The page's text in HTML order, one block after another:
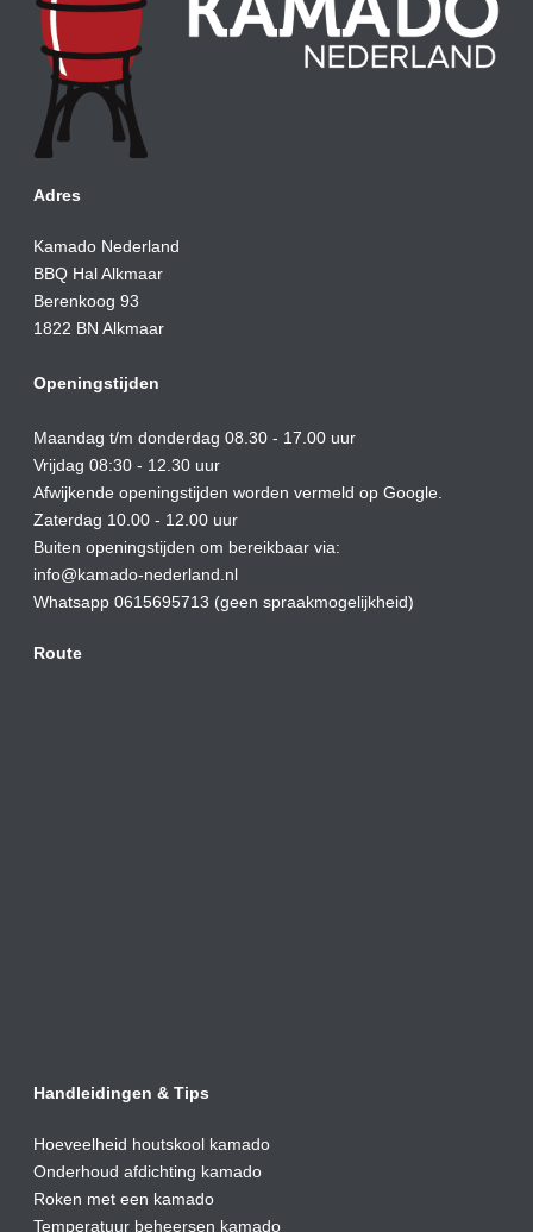
Adres
Kamado Nederland
BBQ Hal Alkmaar
Berenkoog 93
1822 BN Alkmaar
Openingstijden
Maandag t/m donderdag 08.30 - 17.00 uur
Vrijdag 08:30 - 12.30 uur
Afwijkende openingstijden worden vermeld op Google.
Zaterdag 10.00 - 12.00 uur
Buiten openingstijden om bereikbaar via:
info@kamado-nederland.nl
Whatsapp 0615695713 (geen spraakmogelijkheid)
Route
Handleidingen & Tips
Hoeveelheid houtskool kamado
Onderhoud afdichting kamado
Roken met een kamado
Temperatuur beheersen kamado